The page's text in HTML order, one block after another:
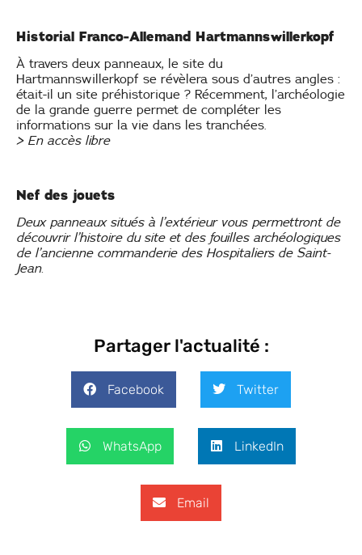
Historial Franco-Allemand Hartmannswillerkopf
À travers deux panneaux, le site du
Hartmannswillerkopf se révèlera sous d’autres angles :
était-il un site préhistorique ? Récemment, l’archéologie
de la grande guerre permet de compléter les
informations sur la vie dans les tranchées.
> En accès libre
Nef des jouets
Deux panneaux situés à l’extérieur vous permettront de
découvrir l’histoire du site et des fouilles archéologiques
de l’ancienne commanderie des Hospitaliers de Saint-
Jean.
Partager l'actualité :
Facebook Twitter
WhatsApp LinkedIn
Email